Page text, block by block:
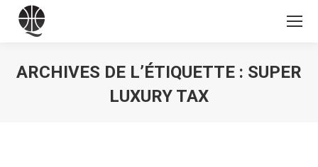
ARCHIVES DE L’ÉTIQUETTE : SUPER
LUXURY TAX